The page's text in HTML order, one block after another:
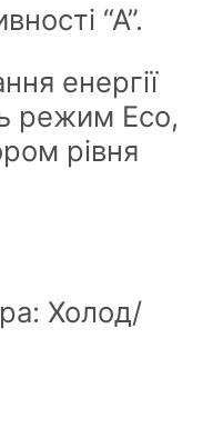
“А”.
енергії
режим Eco,
рівня
Холод/